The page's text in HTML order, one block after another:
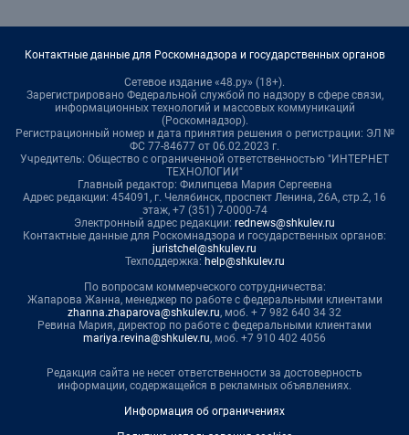
Контактные данные для Роскомнадзора и государственных органов
Сетевое издание «48.ру» (18+).
Зарегистрировано Федеральной службой по надзору в сфере связи,
информационных технологий и массовых коммуникаций
(Роскомнадзор).
Регистрационный номер и дата принятия решения о регистрации: ЭЛ №
ФС 77-84677 от 06.02.2023 г.
Учредитель: Общество с ограниченной ответственностью "ИНТЕРНЕТ
ТЕХНОЛОГИИ"
Главный редактор: Филипцева Мария Сергеевна
Адрес редакции: 454091, г. Челябинск, проспект Ленина, 26А, стр.2, 16
этаж, +7 (351) 7-0000-74
Электронный адрес редакции: rednews@shkulev.ru
Контактные данные для Роскомнадзора и государственных органов:
juristchel@shkulev.ru
Техподдержка: help@shkulev.ru
По вопросам коммерческого сотрудничества:
Жапарова Жанна, менеджер по работе с федеральными клиентами
zhanna.zhaparova@shkulev.ru, моб. + 7 982 640 34 32
Ревина Мария, директор по работе с федеральными клиентами
mariya.revina@shkulev.ru, моб. +7 910 402 4056
Редакция сайта не несет ответственности за достоверность
информации, содержащейся в рекламных объявлениях.
Информация об ограничениях